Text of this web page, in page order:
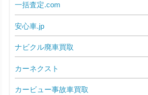
一括査定.com
安心車.jp
ナビクル廃車買取
カーネクスト
カービュー事故車買取